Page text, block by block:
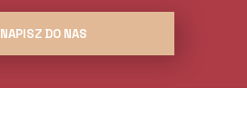
NAPISZ DO NAS